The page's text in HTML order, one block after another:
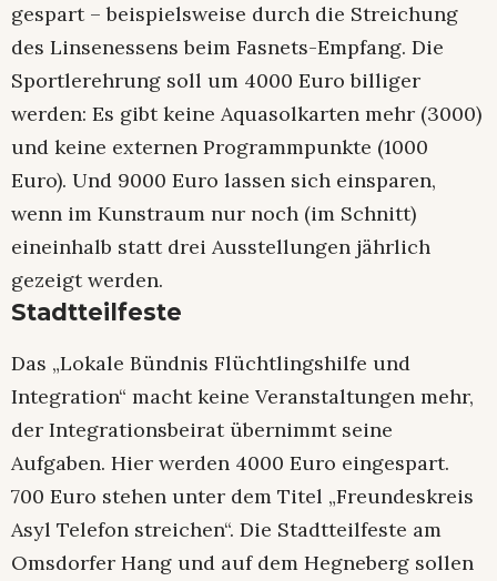
gespart – beispielsweise durch die Streichung
des Linsenessens beim Fasnets-Empfang. Die
Sportlerehrung soll um 4000 Euro billiger
werden: Es gibt keine Aquasolkarten mehr (3000)
und keine externen Programmpunkte (1000
Euro). Und 9000 Euro lassen sich einsparen,
wenn im Kunstraum nur noch (im Schnitt)
eineinhalb statt drei Ausstellungen jährlich
gezeigt werden.
Stadtteilfeste
Das „Lokale Bündnis Flüchtlingshilfe und
Integration“ macht keine Veranstaltungen mehr,
der Integrationsbeirat übernimmt seine
Aufgaben. Hier werden 4000 Euro eingespart.
700 Euro stehen unter dem Titel „Freundeskreis
Asyl Telefon streichen“. Die Stadtteilfeste am
Omsdorfer Hang und auf dem Hegneberg sollen